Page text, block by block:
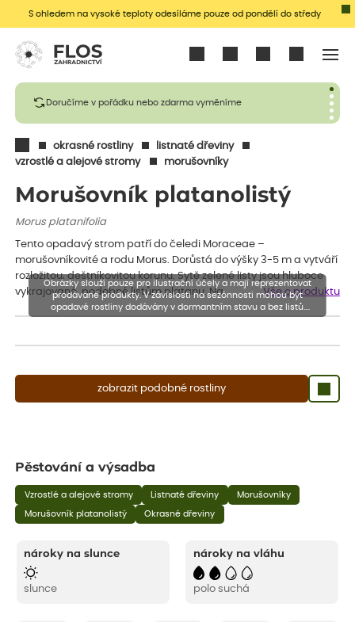
S ohledem na vysoké teploty odesíláme pouze od pondělí do středy
Doručíme v pořádku nebo zdarma vyměníme
okrasné rostliny
listnaté dřeviny
vzrostlé a alejové stromy
morušovníky
Morušovník platanolistý
Morus platanifolia
Tento opadavý strom patří do čeledi Moraceae –
morušovníkovité a rodu Morus. Dorůstá do výšky 3-5 m a vytváří
rozložitou, deštníkovitou korunu. Sytě zelené listy jsou hluboce
vykrajované, podobné listům platanu. Na…
Vše o produktu
zobrazit podobné rostliny
Obrázky slouží pouze pro ilustrační účely a mají reprezentovat
prodávané produkty. V závislosti na sezónnosti mohou být
opadavé rostliny dodávány v dormantním stavu a bez listů.
Rostliny mohou být také sestřiženy níže, než je uvedená výška,
Pěstování a výsadba
Vzrostlé a alejové stromy Listnaté dřeviny Morušovníky
Morušovník platanolistý Okrasné dřeviny
nároky na slunce
slunce
nároky na vláhu
polo suchá